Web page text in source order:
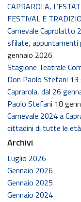
CAPRAROLA,
FESTIVAL E
Carnevale Caprolatto
sfilate, appuntamenti
gennaio 2026
Stagione Teatrale
Don Paolo Stefani 13
Caprarola, dal 26
Paolo Stefani 18
Carnevale 2024 a
cittadini di tutte le età
Archivi
Luglio 2026
Gennaio 2026
Gennaio 2025
Gennaio 2024